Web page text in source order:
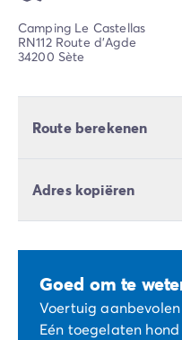
Camping Le Castellas
RN112 Route d'Agde
34200 Sète
Route berekenen
Adres kopiëren
Goed om te
Voertuig aanbevolen
Eén toegelaten